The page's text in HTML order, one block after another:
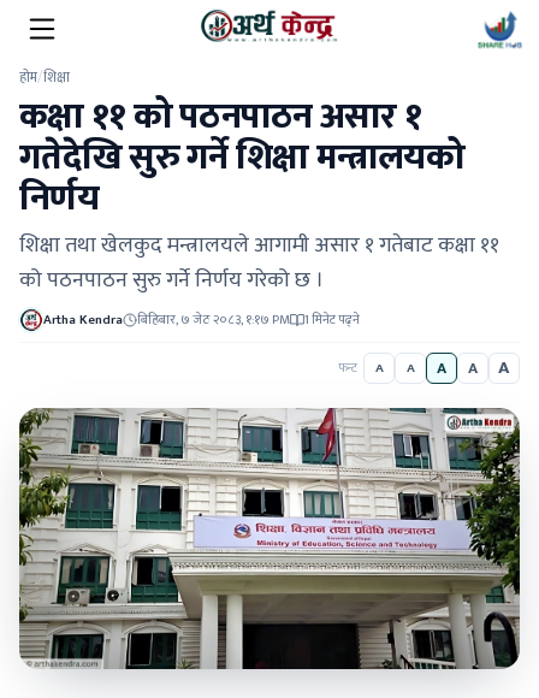
होम/शिक्षा
कक्षा ११ को पठनपाठन असार १
गतेदेखि सुरु गर्ने शिक्षा मन्त्रालयको
निर्णय
शिक्षा तथा खेलकुद मन्त्रालयले आगामी असार १ गतेबाट कक्षा ११
को पठनपाठन सुरु गर्ने निर्णय गरेको छ ।
Artha Kendra बिहिबार, ७ जेठ २०८३, १:१७ PM 1 मिनेट पढ्ने
फन्ट A A A A A